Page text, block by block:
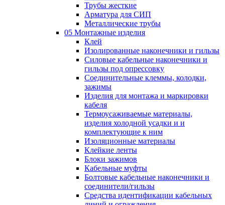
Трубы жесткие
Арматура для СИП
Металлические трубы
05 Монтажные изделия
Клей
Изолированные наконечники и гильзы
Силовые кабельные наконечники и
гильзы под опрессовку
Соединительные клеммы, колодки,
зажимы
Изделия для монтажа и маркировки
кабеля
Термоусаживаемые материалы,
изделия холодной усадки и и
комплектующие к ним
Изоляционные материалы
Клейкие ленты
Блоки зажимов
Кабельные муфты
Болтовые кабельные наконечники и
соединители/гильзы
Средства идентификации кабельных